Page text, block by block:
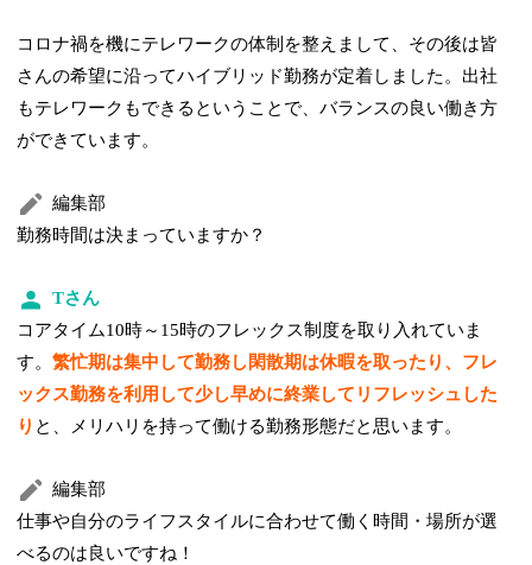
コロナ禍を機にテレワークの体制を整えまして、その後は皆
さんの希望に沿ってハイブリッド勤務が定着しました。出社
もテレワークもできるということで、バランスの良い働き方
ができています。
編集部
勤務時間は決まっていますか？
Tさん
コアタイム10時～15時のフレックス制度を取り入れていま
す。繁忙期は集中して勤務し閑散期は休暇を取ったり、フレ
ックス勤務を利用して少し早めに終業してリフレッシュした
り と、メリハリを持って働ける勤務形態だと思います。
編集部
仕事や自分のライフスタイルに合わせて働く時間・場所が選
べるのは良いですね！